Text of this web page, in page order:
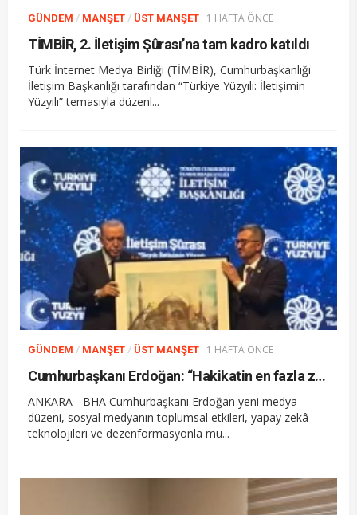
GÜNDEM / MANŞET / ÜST MANŞET 1 HAFTA ÖNCE
TİMBİR, 2. İletişim Şûrası’na tam kadro katıldı
Türk İnternet Medya Birliği (TİMBİR), Cumhurbaşkanlığı
İletişim Başkanlığı tarafından “Türkiye Yüzyılı: İletişimin
Yüzyılı” temasıyla düzenl...
GÜNDEM / MANŞET / ÜST MANŞET 1 HAFTA ÖNCE
Cumhurbaşkanı Erdoğan: “Hakikatin en fazla zarar gördüğü bir dönemden geçiyoruz”
ANKARA - BHA Cumhurbaşkanı Erdoğan yeni medya
düzeni, sosyal medyanın toplumsal etkileri, yapay zekâ
teknolojileri ve dezenformasyonla mü...